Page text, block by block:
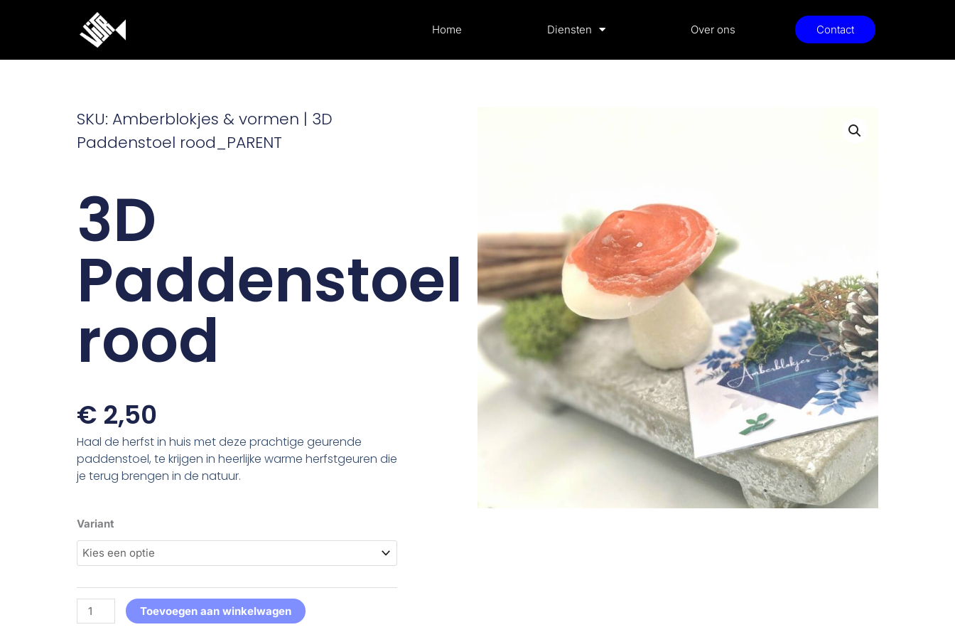
inhoud
Home Diensten Over ons Contact
SKU: Amberblokjes & vormen | 3D
Paddenstoel rood_PARENT
3D
Paddenstoel
rood
€2,50
Haal de herfst in huis met deze prachtige geurende
paddenstoel, te krijgen in heerlijke warme herfstgeuren die
je terug brengen in de natuur.
Variant
3D
Paddenstoel
rood
Toevoegen aan winkelwagen